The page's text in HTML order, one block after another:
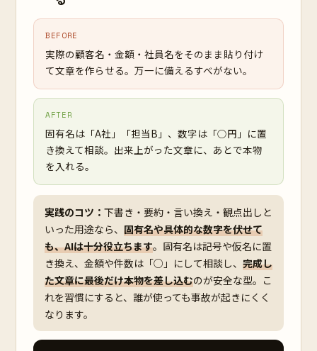
BEFORE
実際の顧客名・金額・社員名をそのまま貼り付け
て文章を作らせる。万一に備えるすべがない。
AFTER
固有名は「A社」「担当B」、数字は「○円」に置
き換えて相談。出来上がった文章に、あとで本物
を入れる。
実践のコツ： 下書き・要約・言い換え・観点出しと
いった用途なら、 固有名や具体的な数字を伏せて
も、AIは十分役立ちます。固有名は記号や仮名に置
き換え、金額や件数は「○」にして相談し、 完成し
た文章に最後だけ本物を差し込むのが安全な型。こ
れを習慣にすると、誰が使っても事故が起きにくく
なります。